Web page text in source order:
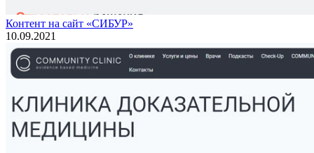
Контент на сайт «СИБУР»
10.09.2021